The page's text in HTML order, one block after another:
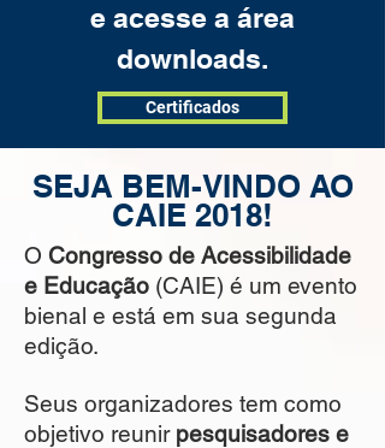
e acesse a área
downloads.
Certificados
SEJA BEM-VINDO AO
CAIE 2018!
O Congresso de Acessibilidade
e Educação (CAIE) é um evento
bienal e está em sua segunda
edição.
Seus organizadores tem como
objetivo reunir pesquisadores e